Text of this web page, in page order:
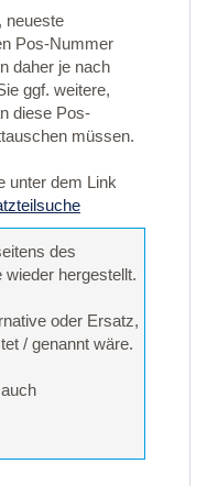
neueste
Pos-Nummer
daher je nach
ggf. weitere,
diese Pos-
müssen.
unter dem Link
des
hergestellt.
oder Ersatz,
/ genannt wäre.